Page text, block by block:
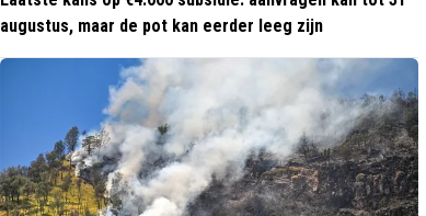
augustus, maar de pot kan eerder leeg zijn